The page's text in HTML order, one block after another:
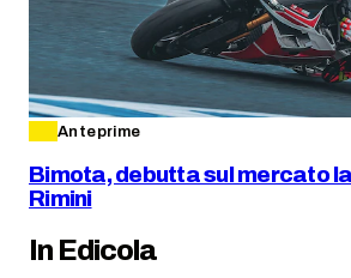
Anteprime
Bimota, debutta sul mercato
Rimini
In Edicola